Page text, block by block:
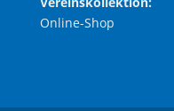
Online-Shop